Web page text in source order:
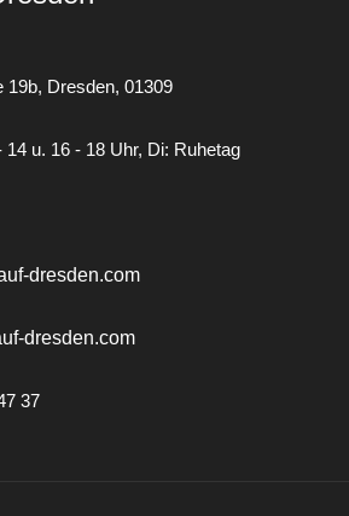
19b Dresden 01309
14 u. 16 - 18 Uhr, Di: Ruhetag
dresden.com
dresden.com
37